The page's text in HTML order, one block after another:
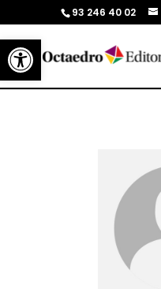
Abrir barra de herramientas
93 246 40 02